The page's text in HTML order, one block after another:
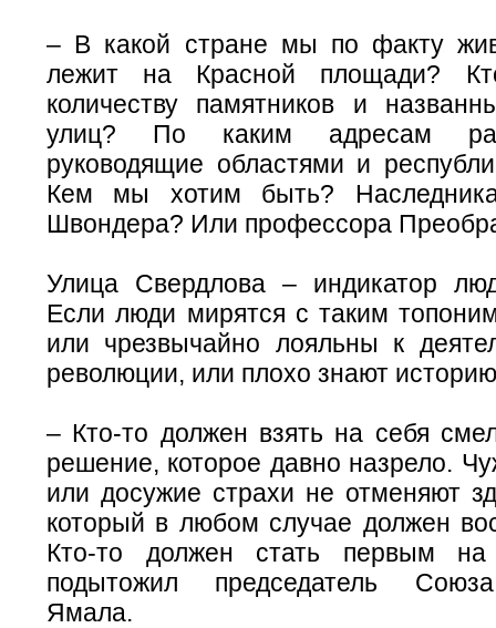
– В какой стране мы по факту
лежит на Красной площади?
количеству памятников и
улиц? По каким адресам
руководящие областями и
Кем мы хотим быть?
Швондера? Или профессора
Улица Свердлова – индикатор
Если люди мирятся с таким
или чрезвычайно лояльны к
революции, или плохо знают
– Кто-то должен взять на себя
решение, которое давно назрело.
или досужие страхи не отменяют
который в любом случае должен
Кто-то должен стать первым
подытожил председатель
Ямала.